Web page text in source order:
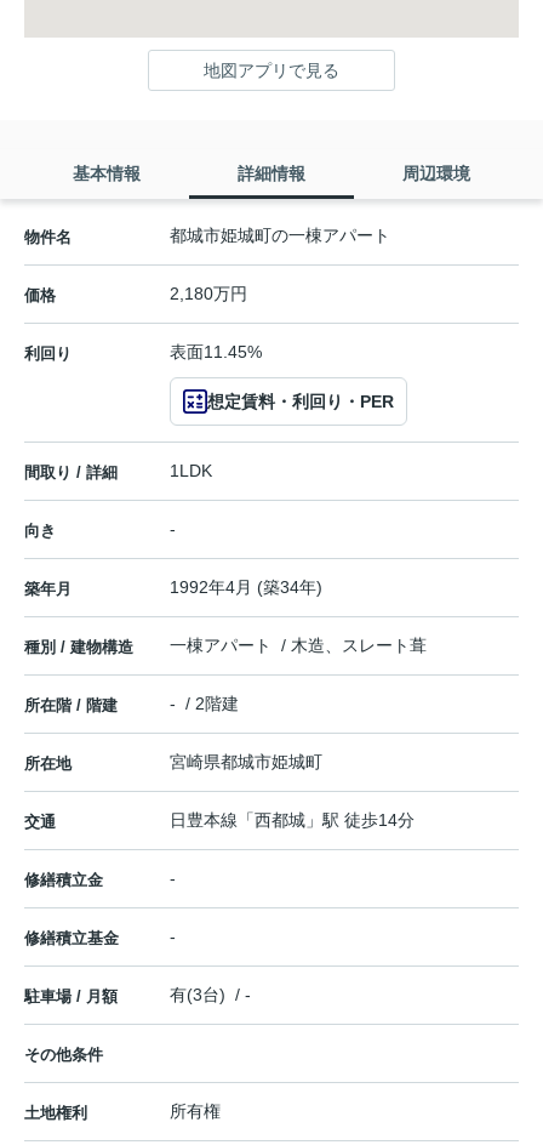
地図アプリで見る
基本情報 詳細情報 周辺環境
物件名 都城市姫城町の一棟アパート
価格 2,180万円
利回り 表面11.45%
想定賃料・利回り・PER
間取り / 詳細 1LDK
向き -
築年月 1992年4月 (築34年)
種別 / 建物構造 一棟アパート / 木造、スレート葺
所在階 / 階建 - / 2階建
所在地 宮崎県都城市姫城町
交通 日豊本線 「西都城 」駅 徒歩14分
修繕積立金 -
修繕積立基金 -
駐車場 / 月額 有(3台) / -
その他条件
土地権利 所有権